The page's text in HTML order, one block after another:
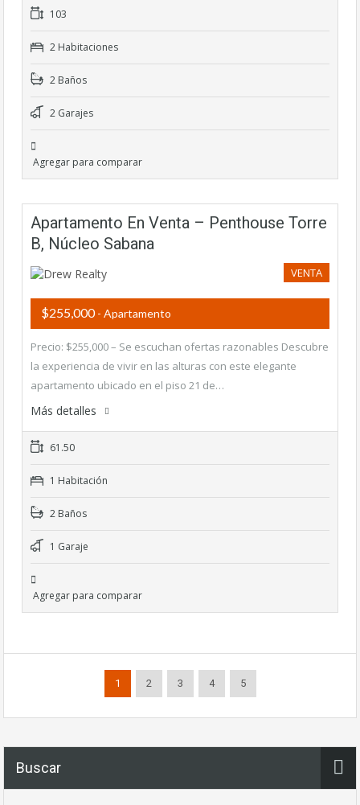
103
2 Habitaciones
2 Baños
2 Garajes
Agregar para comparar
Apartamento En Venta – Penthouse Torre
B, Núcleo Sabana
VENTA
$255,000- Apartamento
Precio: $255,000 – Se escuchan ofertas razonables Descubre
la experiencia de vivir en las alturas con este elegante
apartamento ubicado en el piso 21 de…
Más detalles
61.50
1 Habitación
2 Baños
1 Garaje
Agregar para comparar
1 2 3 4 5
Buscar